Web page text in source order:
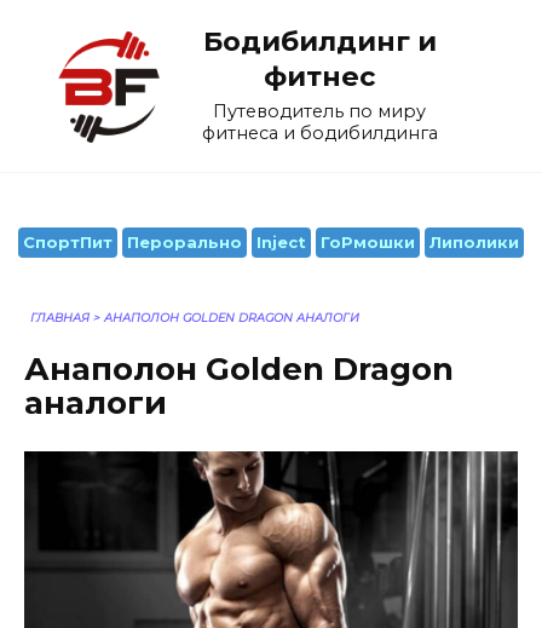
содержанию
Бодибилдинг и
фитнес
Путеводитель по миру
фитнеса и бодибилдинга
СпортПит Перорально Inject ГоРмошки Липолики
ГЛАВНАЯ > АНАПОЛОН GOLDEN DRAGON АНАЛОГИ
Анаполон Golden Dragon
аналоги